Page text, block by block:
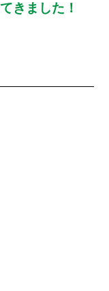
きました！